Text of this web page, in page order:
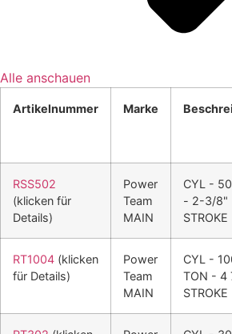
Alle anschauen
Artikelnummer Marke
RSS502
(klicken für
Details)
Power
Team
MAIN
CYL -
- 2-3/8"
STROKE
RT1004 (klicken
für Details)
Power
Team
MAIN
CYL -
TON - 4
STROKE